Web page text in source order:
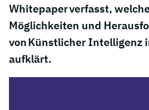
Whitepaper verfasst,
Möglichkeiten und
von Künstlicher Intelligenz
aufklärt.